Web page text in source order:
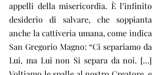
appelli della misericordia. È l’infinito
desiderio di salvare, che soppianta
anche la cattiveria umana, come indica
San Gregorio Magno: “Ci separiamo da
Lui, ma Lui non Si separa da noi. […]